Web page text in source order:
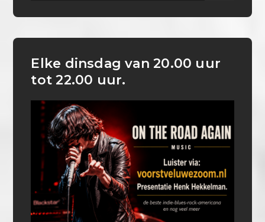
Elke dinsdag van 20.00 uur
tot 22.00 uur.